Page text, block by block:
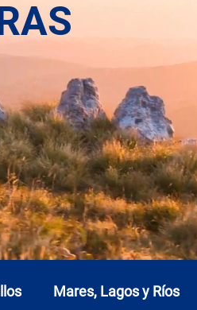
Mares, Lagos y Ríos